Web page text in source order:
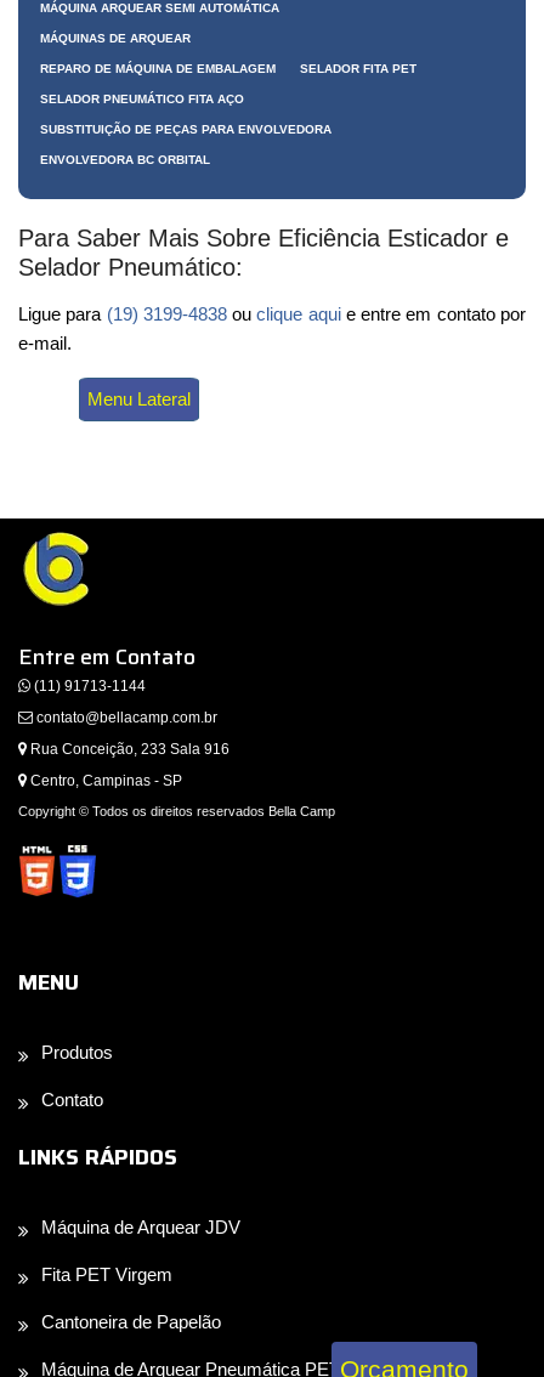
Orçamento
MÁQUINA ARQUEAR SEMI AUTOMÁTICA
MÁQUINAS DE ARQUEAR
REPARO DE MÁQUINA DE EMBALAGEM SELADOR FITA PET
SELADOR PNEUMÁTICO FITA AÇO
SUBSTITUIÇÃO DE PEÇAS PARA ENVOLVEDORA
ENVOLVEDORA BC ORBITAL
Para Saber Mais Sobre Eficiência Esticador e
Selador Pneumático:
Ligue para (19) 3199-4838ouclique aquie entre em contato por
e-mail.
Menu Lateral
Entre em Contato
(11) 91713-1144
contato@bellacamp.com.br
Rua Conceição, 233 Sala 916
Centro, Campinas - SP
Copyright © Todos os direitos reservados Bella Camp
MENU
Produtos
Contato
LINKS RÁPIDOS
Máquina de Arquear JDV
Fita PET Virgem
Cantoneira de Papelão
Máquina de Arquear Pneumática PET